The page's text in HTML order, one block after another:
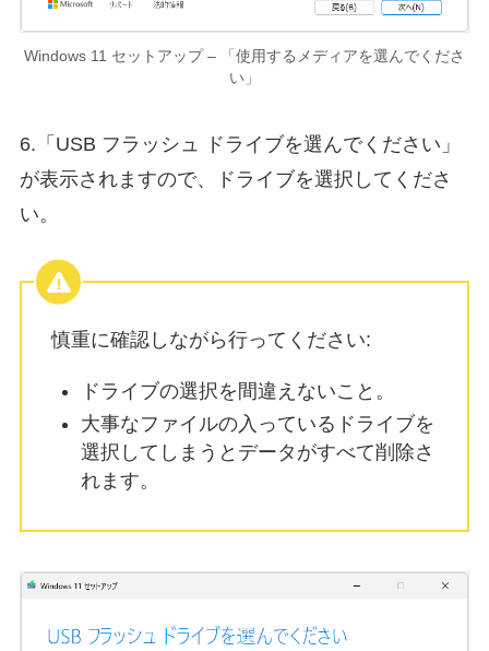
Windows 11 セットアップ – 「使用するメディアを選んでくださ
い」
6.「USB フラッシュ ドライブを選んでください」
が表示されますので、ドライブを選択してくださ
い。
慎重に確認しながら行ってください:
ドライブの選択を間違えないこと。
大事なファイルの入っているドライブを
選択してしまうとデータがすべて削除さ
れます。